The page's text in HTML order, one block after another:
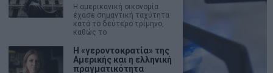
Η αμερικανική οικονομία
έχασε σημαντική ταχύτητα
κατά το δεύτερο τρίμηνο,
καθώς το
Η «γεροντοκρατία» της
Αμερικής και η ελληνική
πραγματικότητα